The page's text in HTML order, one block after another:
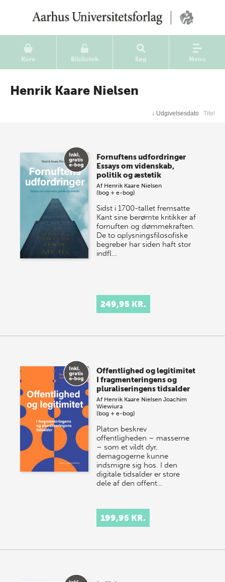
Kurv Bibliotek Søg Menu
Henrik Kaare Nielsen
↓ Udgivelsesdato Titel
Fornuftens udfordringer
Essays om videnskab,
politik og æstetik
Af Henrik Kaare Nielsen
(bog + e-bog)
Sidst i 1700-tallet fremsatte
Kant sine berømte kritikker af
fornuften og dømmekraften.
De to oplysningsfilosofiske
begreber har siden haft stor
indfl…
249,95 KR.
Offentlighed og legitimitet
I fragmenteringens og
pluraliseringens tidsalder
Af Henrik Kaare Nielsen Joachim
Wiewiura
(bog + e-bog)
Platon beskrev
offentligheden – masserne
– som et vildt dyr,
demagogerne kunne
indsmigre sig hos. I den
digitale tidsalder er store
dele af den offent…
199,95 KR.